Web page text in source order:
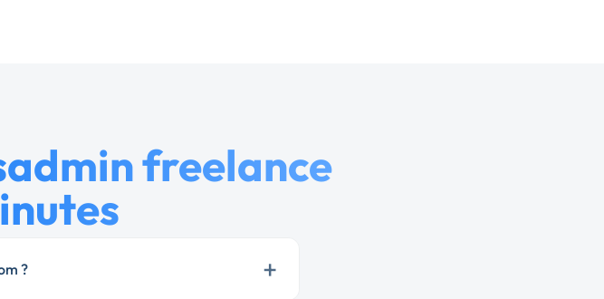
freelance
? +